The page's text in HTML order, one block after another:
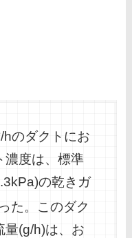
/hのダクトにお
濃度は、標準
の乾きガ
た。このダク
量(g/h)は、お